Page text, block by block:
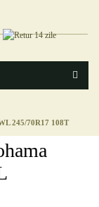
245/70R17 108T